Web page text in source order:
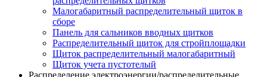
Малогабаритный распределительный щиток в
сборе
Панель для сальников вводных щитков
Распределительный щиток для стройплощадки
Щиток распределительный малогабаритный
Щиток учета пустотелый
Распределение электроэнергии/распределительные